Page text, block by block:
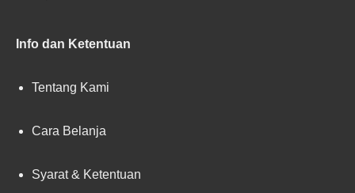
Info dan Ketentuan
Tentang Kami
Cara Belanja
Syarat & Ketentuan